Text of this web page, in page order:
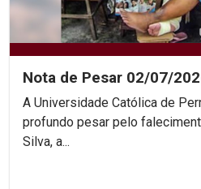
Nota de Pesar 02/07/
A Universidade Católica de
profundo pesar pelo
Silva, a...